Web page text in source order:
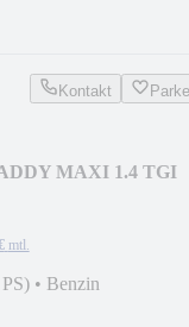
Kontakt
MAXI 1.4 TGI
mtl.
• Benzin